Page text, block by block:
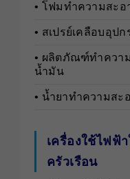
• โฟมทำความสะอ
• สเปรย์เคลือบอุป
• ผลิตภัณฑ์ทำควา
น้ำมัน
• น้ำยาทำความสะ
เครื่องใช้ไฟฟ้
ครัวเรือน